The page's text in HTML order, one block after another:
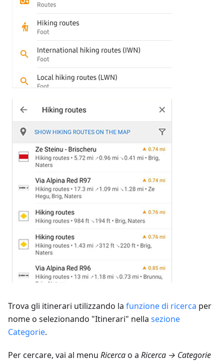
Trova gli itinerari utilizzando la funzione di ricerca per
nome o selezionando "Itinerari" nella sezione
Categorie.
Per cercare, vai al menu Ricercao a Ricerca → Categorie